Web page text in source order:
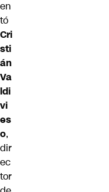
en
tó
Cri
sti
án
Va
ldi
vi
es
o,
dir
ec
tor